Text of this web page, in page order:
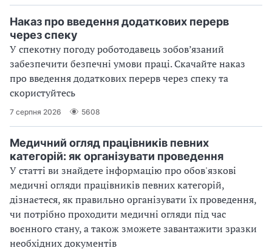
Наказ про введення додаткових перерв
через спеку
У спекотну погоду роботодавець зобов’язаний
забезпечити безпечні умови праці. Скачайте наказ
про введення додаткових перерв через спеку та
скористуйтесь
7 серпня 2026 5608
Медичний огляд працівників певних
категорій: як організувати проведення
У статті ви знайдете інформацію про обов'язкові
медичні огляди працівників певних категорій,
дізнаєтеся, як правильно організувати їх проведення,
чи потрібно проходити медичні огляди під час
воєнного стану, а також зможете завантажити зразки
необхідних документів